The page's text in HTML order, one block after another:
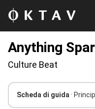
Anything
Culture Beat
Scheda di guida ·